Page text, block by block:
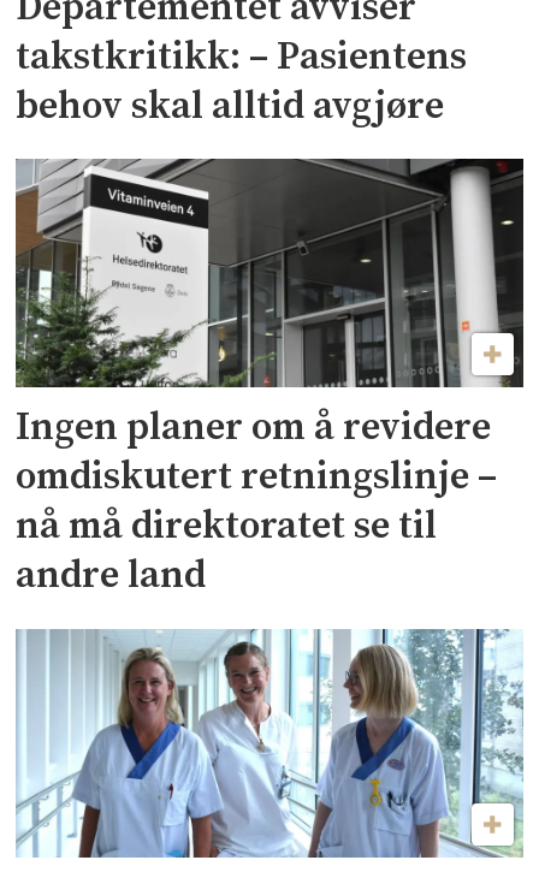
takstkritikk: – Pasientens
behov skal alltid avgjøre
Ingen planer om å revidere
omdiskutert retningslinje –
nå må direktoratet se til
andre land